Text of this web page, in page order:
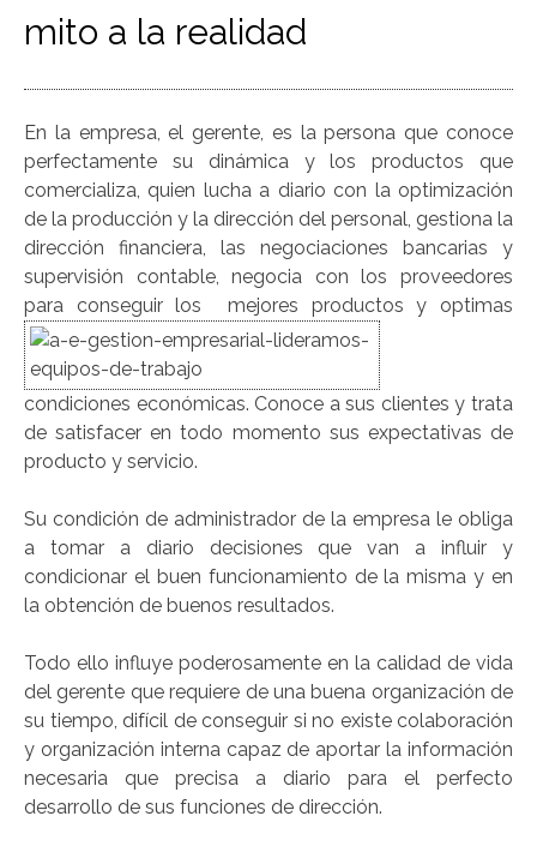
mito a la realidad
En la empresa, el gerente, es la persona que conoce
perfectamente su dinámica y los productos que
comercializa, quien lucha a diario con la optimización
de la producción y la dirección del personal, gestiona la
dirección financiera, las negociaciones bancarias y
supervisión contable, negocia con los proveedores
para conseguir los mejores productos y optimas
condiciones económicas. Conoce a sus clientes y trata
de satisfacer en todo momento sus expectativas de
producto y servicio.
Su condición de administrador de la empresa le obliga
a tomar a diario decisiones que van a influir y
condicionar el buen funcionamiento de la misma y en
la obtención de buenos resultados.
Todo ello influye poderosamente en la calidad de vida
del gerente que requiere de una buena organización de
su tiempo, difícil de conseguir si no existe colaboración
y organización interna capaz de aportar la información
necesaria que precisa a diario para el perfecto
desarrollo de sus funciones de dirección.